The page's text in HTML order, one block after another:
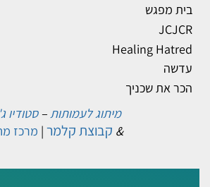
בית מפגש
JCJCR
Healing Hatred
עדשה
הכר את שכניך
מיתוג לעמותות–סטודיו
& קבוצת קלמר | מרכז